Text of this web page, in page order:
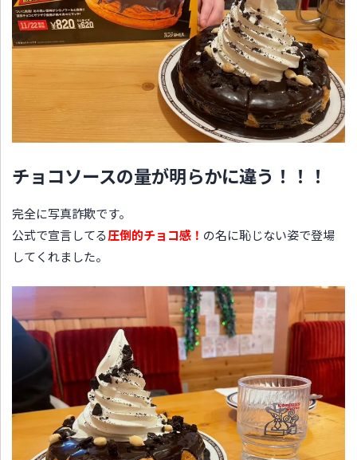
チョコソースの量が明らかに違う！！！
完全に写真詐欺です。
公式で宣言してる圧倒的チョコ感！ の名に恥じない姿で登場
してくれました。